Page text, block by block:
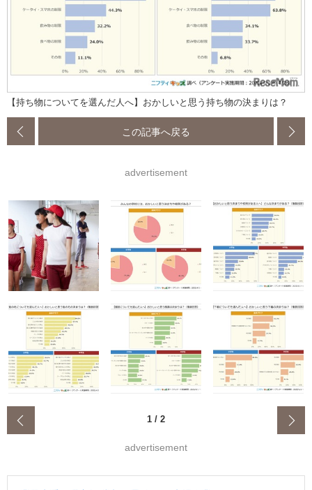
【持ち物についてを選んだ人へ】おかしいと思う持ち物の決まりは？
この記事へ戻る
advertisement
1 / 2
advertisement